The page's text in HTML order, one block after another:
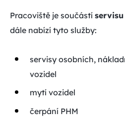
Pracoviště je součástí servisu
dále nabízí tyto služby:
servisy osobních,
vozidel
mytí vozidel
čerpání PHM